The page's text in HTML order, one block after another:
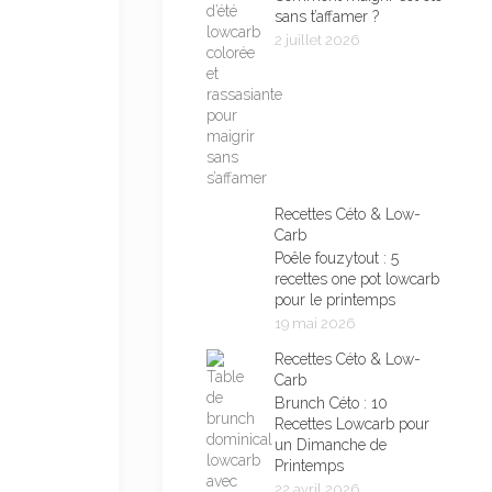
sans t’affamer ?
2 juillet 2026
Recettes Céto & Low-
Carb
Poêle fouzytout : 5
recettes one pot lowcarb
pour le printemps
19 mai 2026
Recettes Céto & Low-
Carb
Brunch Céto : 10
Recettes Lowcarb pour
un Dimanche de
Printemps